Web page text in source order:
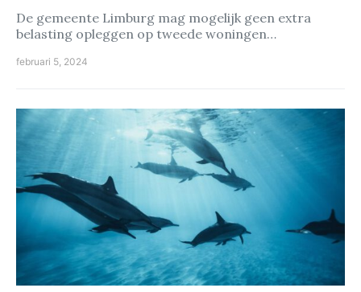
De gemeente Limburg mag mogelijk geen extra
belasting opleggen op tweede woningen…
februari 5, 2024